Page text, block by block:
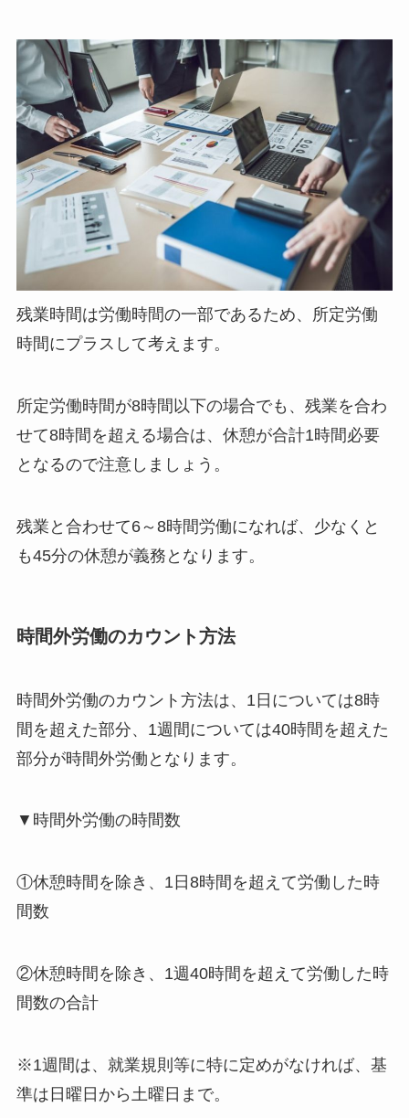
残業時間は労働時間の一部であるため、所定労働
時間にプラスして考えます。
所定労働時間が8時間以下の場合でも、残業を合わ
せて8時間を超える場合は、休憩が合計1時間必要
となるので注意しましょう。
残業と合わせて6～8時間労働になれば、少なくと
も45分の休憩が義務となります。
時間外労働のカウント方法
時間外労働のカウント方法は、1日については8時
間を超えた部分、1週間については40時間を超えた
部分が時間外労働となります。
▼時間外労働の時間数
①休憩時間を除き、1日8時間を超えて労働した時
間数
②休憩時間を除き、1週40時間を超えて労働した時
間数の合計
※1週間は、就業規則等に特に定めがなければ、基
準は日曜日から土曜日まで。